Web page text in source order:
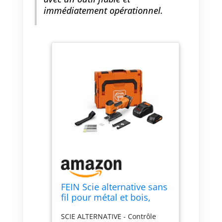
immédiatement opérationnel.
FEIN Scie alternative sans
fil pour métal et bois,
Jig 26 AS Set 2 x 4 Ah. Scie
SCIE ALTERNATIVE - Contrôle